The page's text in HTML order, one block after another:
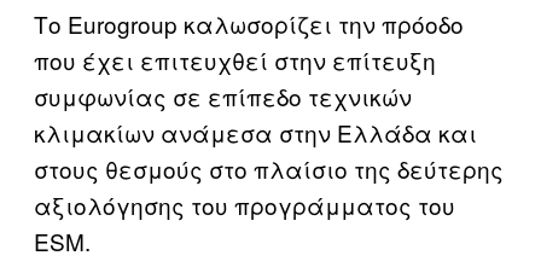
Το Εurogroup καλωσορίζει την πρόοδο
που έχει επιτευχθεί στην επίτευξη
συμφωνίας σε επίπεδο τεχνικών
κλιμακίων ανάμεσα στην Ελλάδα και
στους θεσμούς στο πλαίσιο της δεύτερης
αξιολόγησης του προγράμματος του
ESM.